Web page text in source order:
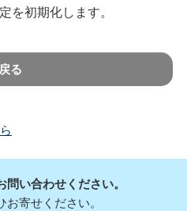
を初期化します。
戻る
い合わせください。
寄せください。